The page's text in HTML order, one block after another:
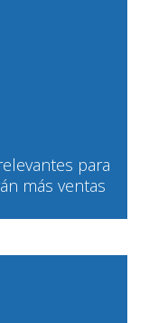
para
más ventas